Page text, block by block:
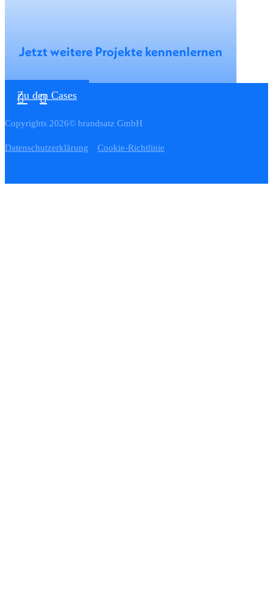
Jetzt weitere Projekte kennenlernen
Zu den Cases
Copyrights 2026© brandsatz GmbH
Datenschutzerklärung Cookie-Richtlinie